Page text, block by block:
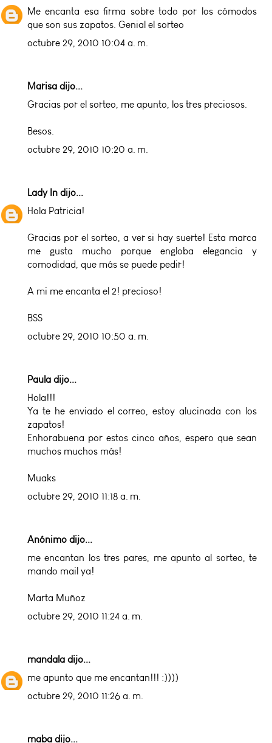
Me encanta esa firma sobre todo por los cómodos
que son sus zapatos. Genial el sorteo
octubre 29, 2010 10:04 a. m.
Marisa dijo...
Gracias por el sorteo, me apunto, los tres preciosos.
Besos.
octubre 29, 2010 10:20 a. m.
Lady In dijo...
Hola Patricia!
Gracias por el sorteo, a ver si hay suerte! Esta marca
me gusta mucho porque engloba elegancia y
comodidad, que más se puede pedir!
A mi me encanta el 2! precioso!
BSS
octubre 29, 2010 10:50 a. m.
Paula dijo...
Hola!!!
Ya te he enviado el correo, estoy alucinada con los
zapatos!
Enhorabuena por estos cinco años, espero que sean
muchos muchos más!
Muaks
octubre 29, 2010 11:18 a. m.
Anónimo dijo...
me encantan los tres pares, me apunto al sorteo, te
mando mail ya!
Marta Muñoz
octubre 29, 2010 11:24 a. m.
mandala dijo...
me apunto que me encantan!!! :))))
octubre 29, 2010 11:26 a. m.
maba dijo...